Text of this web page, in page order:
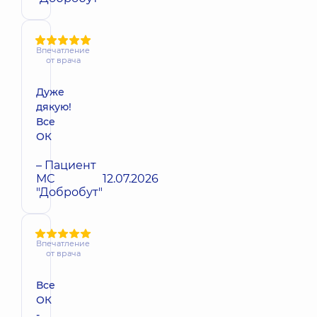
Впечатление
от врача
Дуже
дякую!
Все
ОК
– Пациент
МС
"Добробут"
12.07.2026
Впечатление
от врача
Все
ОК